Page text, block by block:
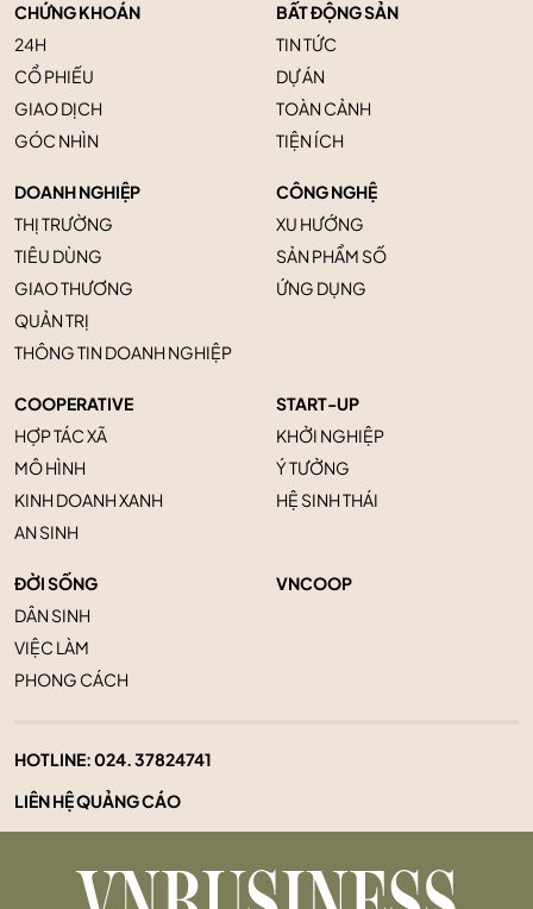
CHỨNG KHOÁN
24H
CỔ PHIẾU
GIAO DỊCH
GÓC NHÌN
BẤT ĐỘNG SẢN
TIN TỨC
DỰ ÁN
TOÀN CẢNH
TIỆN ÍCH
DOANH NGHIỆP
THỊ TRƯỜNG
TIÊU DÙNG
GIAO THƯƠNG
QUẢN TRỊ
THÔNG TIN DOANH NGHIỆP
CÔNG NGHỆ
XU HƯỚNG
SẢN PHẨM SỐ
ỨNG DỤNG
COOPERATIVE
HỢP TÁC XÃ
MÔ HÌNH
KINH DOANH XANH
AN SINH
START-UP
KHỞI NGHIỆP
Ý TƯỞNG
HỆ SINH THÁI
ĐỜI SỐNG
DÂN SINH
VIỆC LÀM
PHONG CÁCH
VNCOOP
HOTLINE:024. 37824741
LIÊN HỆ QUẢNG CÁO